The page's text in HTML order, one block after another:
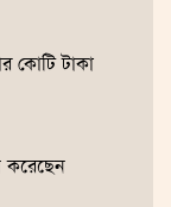
কোটি টাকা
করেছেন